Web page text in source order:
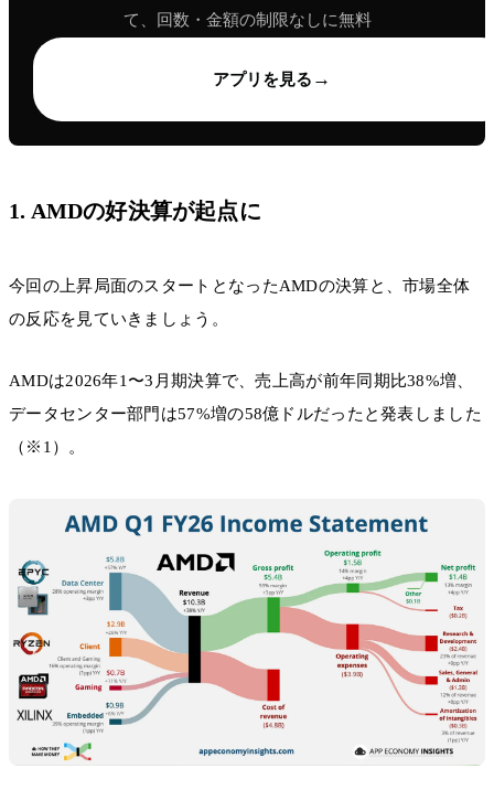
て、回数・金額の制限なしに無料
アプリを見る →
1. AMDの好決算が起点に
今回の上昇局面のスタートとなったAMDの決算と、市場全体
の反応を見ていきましょう。
AMDは2026年1〜3月期決算で、売上高が前年同期比38%増、
データセンター部門は57%増の58億ドルだったと発表しました
（※1）。